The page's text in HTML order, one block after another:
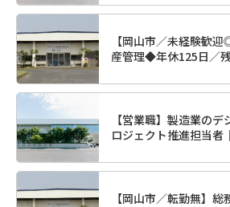
【岡山市／未経験歓
産管理◆年休125日／
職種未経験歓迎業種未
【営業職】製造業の
ロジェクト推進担当者
【岡山市／転勤無】